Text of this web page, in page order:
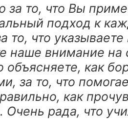
за то, что Вы
подход к
то, что
наше внимание на
объясняете, как
за то, что
как
Очень рада, что